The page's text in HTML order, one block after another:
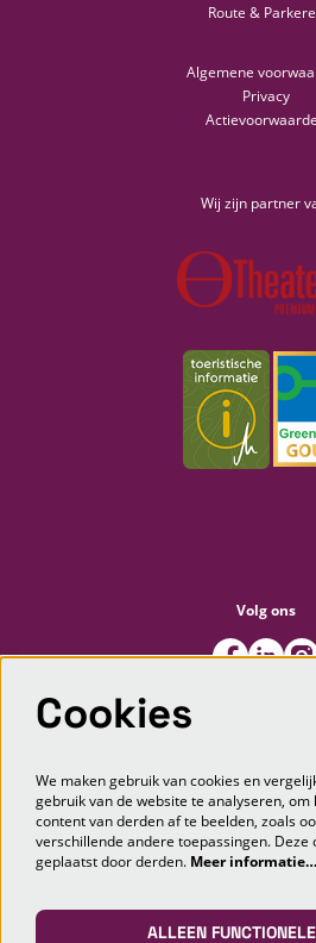
Route &
Algemene
Privacy
Wij zijn partner
Volg ons
Meld je aan voor de
AANMELDEN
Deze site wordt beschermd door reCAPTCHA, dataverwerking gebeurt
Cookies
We maken gebruik van cookies en
gebruik van de website te analyseren,
content van derden af te beelden, zoals
verschillende andere toepassingen. Deze
geplaatst door derden. Meer informatie…
ALLEEN